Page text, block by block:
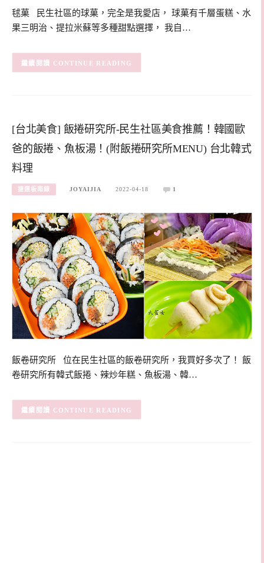
毬菓 民生社區的球菓，完全是我愛店， 球菓有千層蛋糕、水
果三明治、提拉米蘇等多種甜點選擇， 我自…
CONTINUE READING
[台北美食] 飯捲研究所-民生社區美食推薦！韓國歐
爸的飯捲、魚板湯！(附飯捲研究所MENU) 台北韓式
料理
捷運板南線 JOYAIJIA 2022-04-18 1
飯卷研究所 位在民生社區的飯卷研究所，我買好多次了！ 飯
卷研究所有韓式飯捲、辣炒年糕、魚板湯、韓…
CONTINUE READING